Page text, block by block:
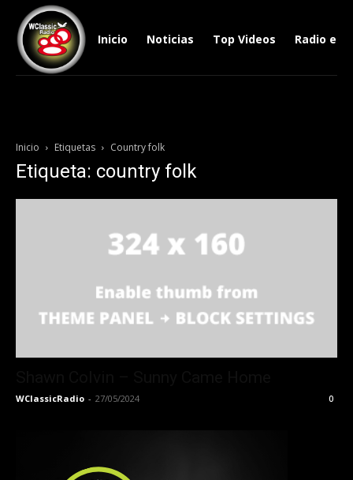
Inicio Noticias Top Videos Radio en
Inicio Etiquetas Country folk
Etiqueta: country folk
WClassicRadio - 27/05/2024 0